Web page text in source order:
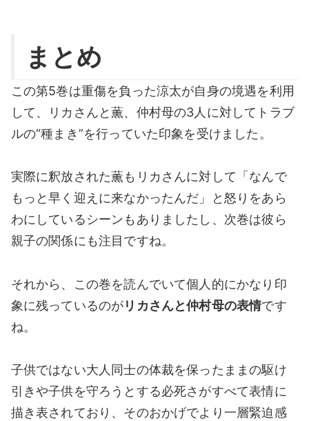
まとめ
この第5巻は重傷を負った涼太が自身の境遇を利用
して、リカさんと薫、仲村母の3人に対してトラブ
ルの“種まき”を行っていた印象を受けました。
実際に釈放された薫もリカさんに対して「なんで
もっと早く迎えに来なかったんだ」と怒りをあら
わにしているシーンもありましたし、次巻は彼ら
親子の関係にも注目ですね。
それから、この巻を読んでいて個人的にかなり印
象に残っているのがリカさんと仲村母の表情です
ね。
子供ではない大人同士の体裁を保ったままの駆け
引きや子供を守ろうとする必死さがすべて表情に
描き表されており、そのおかげでより一層緊迫感